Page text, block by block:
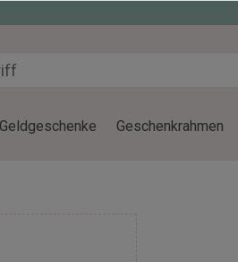
Geldgeschenke Geschenkrahmen